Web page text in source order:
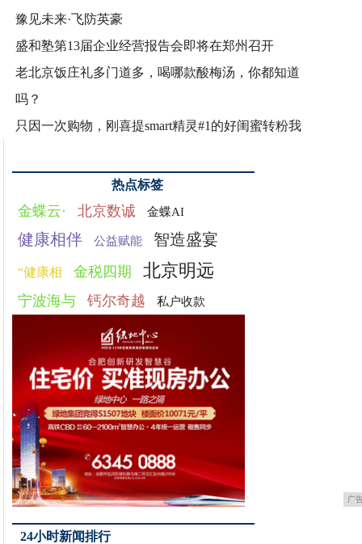
豫见未来·飞防英豪
盛和塾第13届企业经营报告会即将在郑州召开
老北京饭庄礼多门道多，喝哪款酸梅汤，你都知道
吗？
只因一次购物，刚喜提smart精灵#1的好闺蜜转粉我
热点标签
金蝶云· 北京数诚 金蝶AI
健康相伴 公益赋能 智造盛宴
“健康相 金税四期 北京明远
宁波海与 钙尔奇越 私户收款
广
24小时新闻排行